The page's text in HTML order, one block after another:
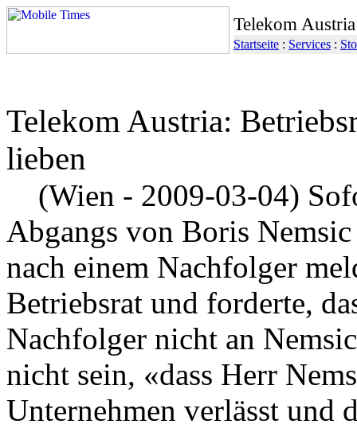
Telekom
Startseite : Services :
Telekom Austria:
lieben
(Wien - 2009-03-04)
Abgangs von Boris
nach einem Nachfolger
Betriebsrat und forderte,
Nachfolger nicht an
nicht sein, «dass Herr
Unternehmen verlässt und